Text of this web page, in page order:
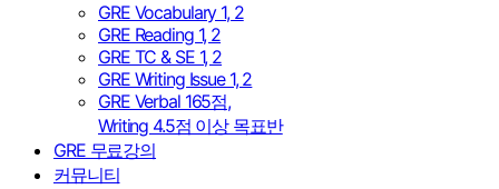
GRE Vocabulary 1, 2
GRE Reading 1, 2
GRE TC & SE 1, 2
GRE Writing Issue 1, 2
GRE Verbal 165점,
Writing 4.5점 이상 목표반
GRE 무료강의
커뮤니티